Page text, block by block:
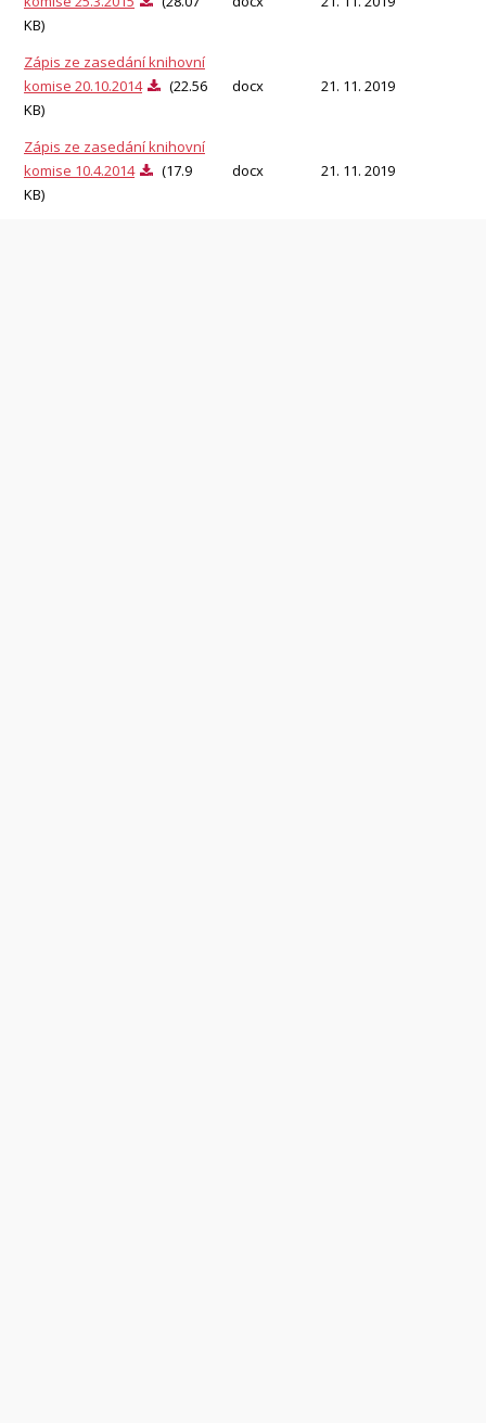
KB)
Zápis ze zasedání knihovní
komise 20.10.2014
(22.56
KB)
docx 21. 11. 2019
Zápis ze zasedání knihovní
komise 10.4.2014
(17.9
KB)
docx 21. 11. 2019